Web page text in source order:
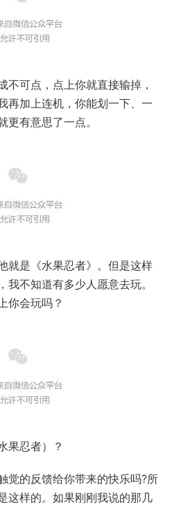
不可点，点上你就直接输掉，
再加上连机，你能划一下、一
更有意思了一点。
就是《水果忍者》。但是这样
我不知道有多少人愿意去玩。
你会玩吗？
果忍者）？
觉的反馈给你带来的快乐吗?所
这样的。如果刚刚我说的那几